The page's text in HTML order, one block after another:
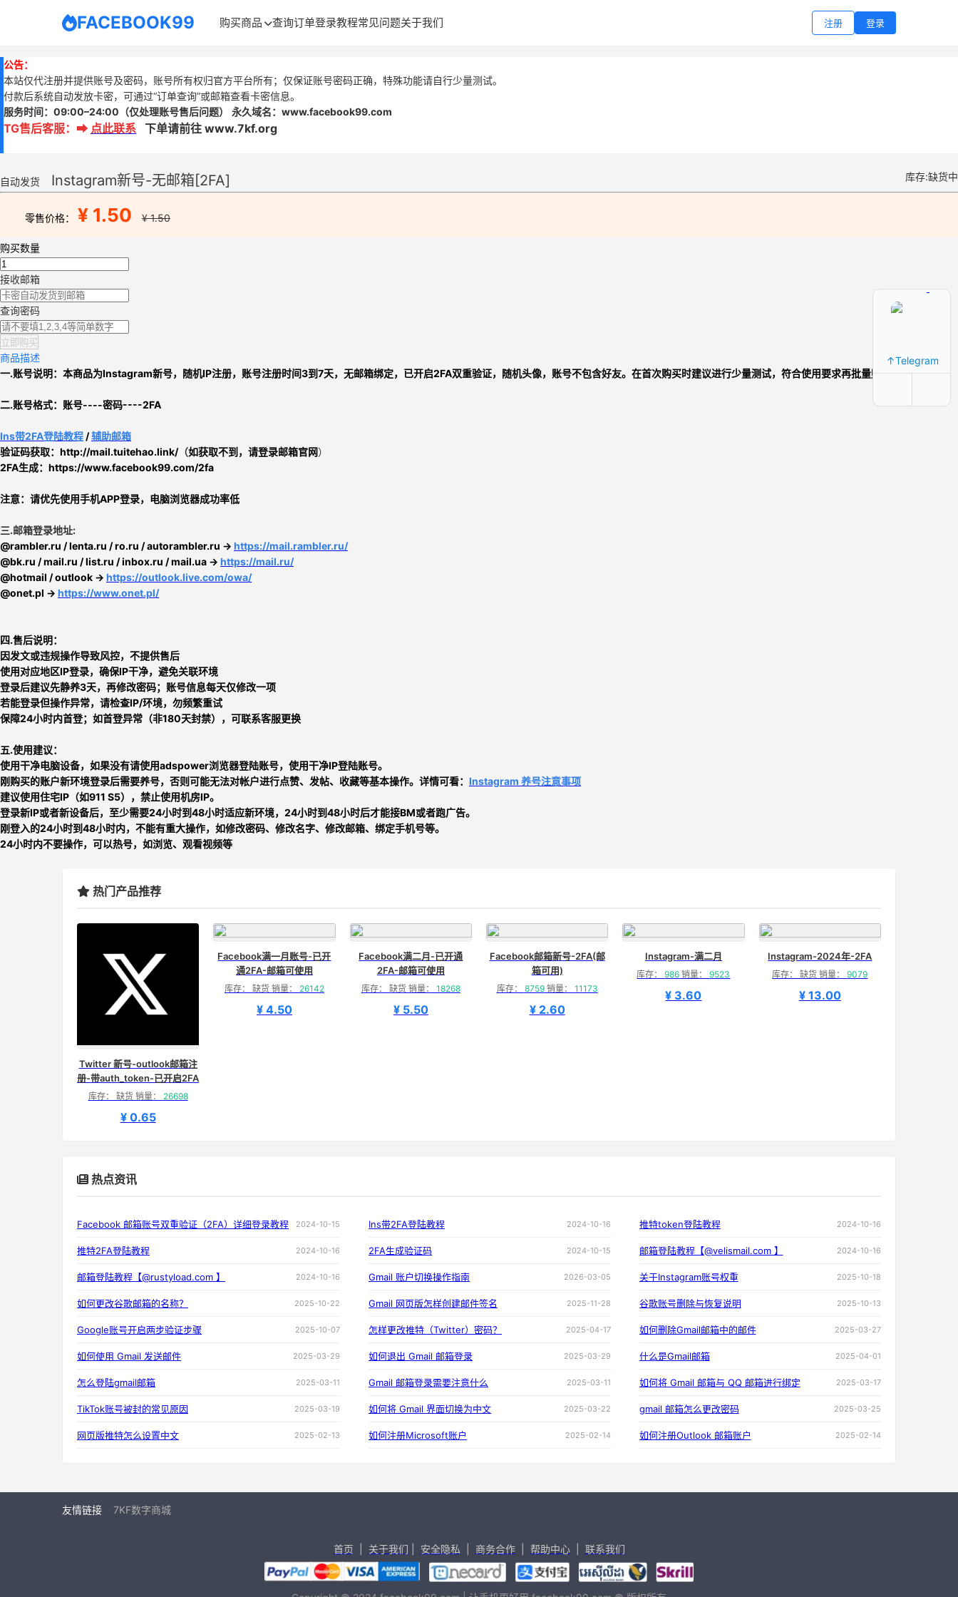
FACEBOOK99 购买商品 查询订单登录教程常见问题关于我们 注册 登录
公告：
本站仅代注册并提供账号及密码，账号所有权归官方平台所有；仅保证账号密码正确，特殊功能请自行少量测试。
付款后系统自动发放卡密，可通过“订单查询”或邮箱查看卡密信息。
服务时间： 09:00–24:00 （仅处理账号售后问题） 永久域名：www.facebook99.com
TG售后客服： ➡ 点此联系 下单请前往 www.7kf.org
自动发货 Instagram新号-无邮箱[2FA] 库存:缺货中
零售价格： ¥ 1.50 ¥ 1.50
购买数量
接收邮箱
查询密码
立即购买
商品描述
一.账号说明：本商品为Instagram新号， 随机IP注册，账号注册时间3到7天， 无邮箱绑定，已开启2FA双重验证，随机头像，账号不包含好友。在首次购买时建议进行少量测试，符合使用要求再批量购买。
二.账号格式：账号----密码----2FA
Ins带2FA登陆教程 /辅助邮箱
验证码获取：http://mail.tuitehao.link/（如获取不到，请登录邮箱官网）
2FA生成： https://www.facebook99.com/2fa
注意：请优先使用手机APP登录，电脑浏览器成功率低
三.邮箱登录地址:
@rambler.ru / lenta.ru / ro.ru / autorambler.ru → https://mail.rambler.ru/
@bk.ru / mail.ru / list.ru / inbox.ru / mail.ua → https://mail.ru/
@hotmail / outlook → https://outlook.live.com/owa/
@onet.pl → https://www.onet.pl/
四.售后说明：
因发文或违规操作导致风控，不提供售后
使用对应地区IP登录，确保IP干净，避免关联环境
登录后建议先静养3天，再修改密码；账号信息每天仅修改一项
若能登录但操作异常，请检查IP/环境，勿频繁重试
保障24小时内首登；如首登异常（非180天封禁），可联系客服更换
五.使用建议：
使用干净电脑设备，如果没有请使用adspower浏览器登陆账号，使用干净IP登陆账号。
刚购买的账户新环境登录后需要养号，否则可能无法对帐户进行点赞、发帖、收藏等基本操作。详情可看： Instagram 养号注意事项
建议使用住宅IP（如911 S5），禁止使用机房IP。
登录新IP或者新设备后，至少需要24小时到48小时适应新环境，24小时到48小时后才能接BM或者跑广告。
刚登入的24小时到48小时内，不能有重大操作，如修改密码、修改名字、修改邮箱、绑定手机号等。
24小时内不要操作，可以热号，如浏览、观看视频等
热门产品推荐
Twitter 新号-outlook邮箱注
册-带auth_token-已开启2FA
库存： 缺货 销量： 26698
¥ 0.65
Facebook满一月账号-已开
通2FA-邮箱可使用
库存： 缺货 销量： 26142
¥ 4.50
Facebook满二月-已开通
2FA-邮箱可使用
库存： 缺货 销量： 18268
¥ 5.50
Facebook邮箱新号-2FA(邮
箱可用)
库存： 8759销量： 11173
¥ 2.60
Instagram-满二月
库存：986 销量：9523
¥ 3.60
Instagram-2024年-2FA
库存： 缺货 销量：9079
¥ 13.00
热点资讯
Facebook 邮箱账号双重验证（2FA）详细登录教程 2024-10-15 Ins带2FA登陆教程 2024-10-16 推特token登陆教程 2024-10-16
推特2FA登陆教程 2024-10-16 2FA生成验证码 2024-10-15 邮箱登陆教程【@velismail.com 】 2024-10-16
邮箱登陆教程【@rustyload.com 】 2024-10-16 Gmail 账户切换操作指南 2026-03-05 关于Instagram账号权重 2025-10-18
如何更改谷歌邮箱的名称？ 2025-10-22 Gmail 网页版怎样创建邮件签名 2025-11-28 谷歌账号删除与恢复说明 2025-10-13
Google账号开启两步验证步骤 2025-10-07 怎样更改推特（Twitter）密码？ 2025-04-17 如何删除Gmail邮箱中的邮件 2025-03-27
如何使用 Gmail 发送邮件 2025-03-29 如何退出 Gmail 邮箱登录 2025-03-29 什么是Gmail邮箱 2025-04-01
怎么登陆gmail邮箱 2025-03-11 Gmail 邮箱登录需要注意什么 2025-03-11 如何将 Gmail 邮箱与 QQ 邮箱进行绑定 2025-03-17
TikTok账号被封的常见原因 2025-03-19 如何将 Gmail 界面切换为中文 2025-03-22 gmail 邮箱怎么更改密码 2025-03-25
网页版推特怎么设置中文 2025-02-13 如何注册Microsoft账户 2025-02-14 如何注册Outlook 邮箱账户 2025-02-14
友情链接 7KF数字商城
首页 关于我们 安全隐私 商务合作| 帮助中心| 联系我们
↑Telegram